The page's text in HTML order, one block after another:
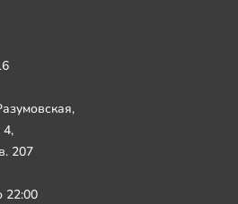
4,
207
22:00